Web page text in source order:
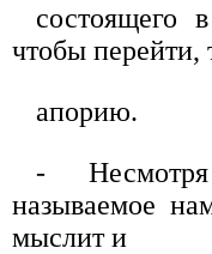
состоящего
чтобы перейти,
апорию.
-
называемое
мыслит и